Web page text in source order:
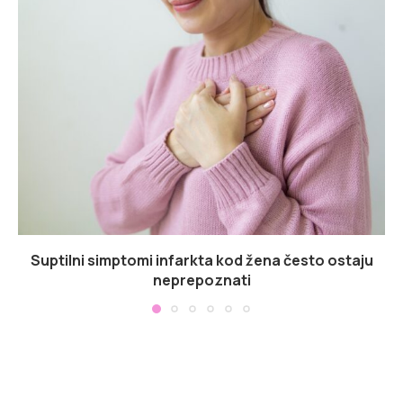
Suptilni simptomi infarkta kod žena često ostaju
neprepoznati